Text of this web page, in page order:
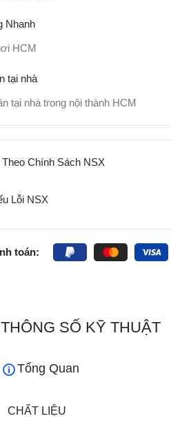
Nhanh
HCM
tại nhà
tại nhà trong nội thành HCM
Theo Chính Sách NSX
Lỗi NSX
toán:
THÔNG SỐ KỸ THUẬT
Tổng Quan
CHẤT LIỆU